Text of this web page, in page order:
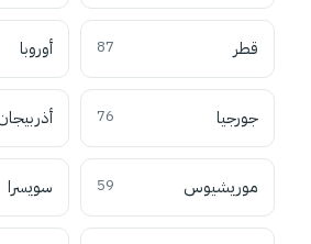
قطر 87 أوروبا
جورجيا 76
موريشيوس 59 سويسرا